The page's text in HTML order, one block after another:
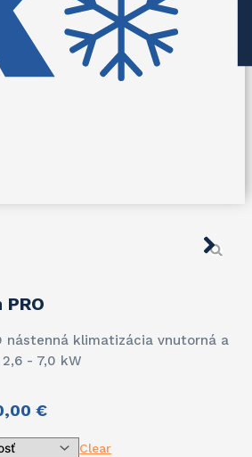
nástenná klimatizácia vnutorná a
- 7,0 kW
€
Clear